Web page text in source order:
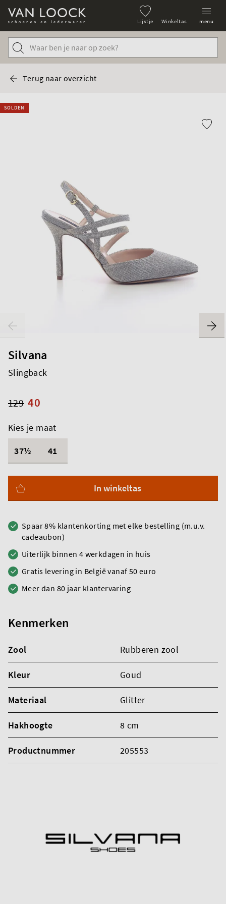
Lijstje Winkeltas menu
Terug naar overzicht
SOLDEN
Silvana
Slingback
40
129
Kies je maat
37½
41
In winkeltas
Spaar 8% klantenkorting met elke bestelling (m.u.v.
cadeaubon)
Uiterlijk binnen 4 werkdagen in huis
Gratis levering in België vanaf 50 euro
Meer dan 80 jaar klantervaring
Kenmerken
Zool Rubberen zool
Kleur Goud
Materiaal Glitter
Hakhoogte 8 cm
Productnummer 205553